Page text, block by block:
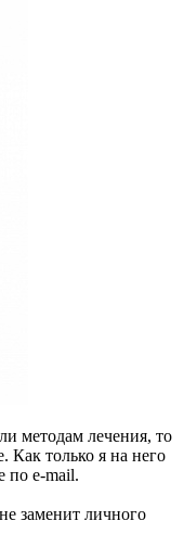
методам лечения, то
Как только я на него
по e-mail.
заменит личного